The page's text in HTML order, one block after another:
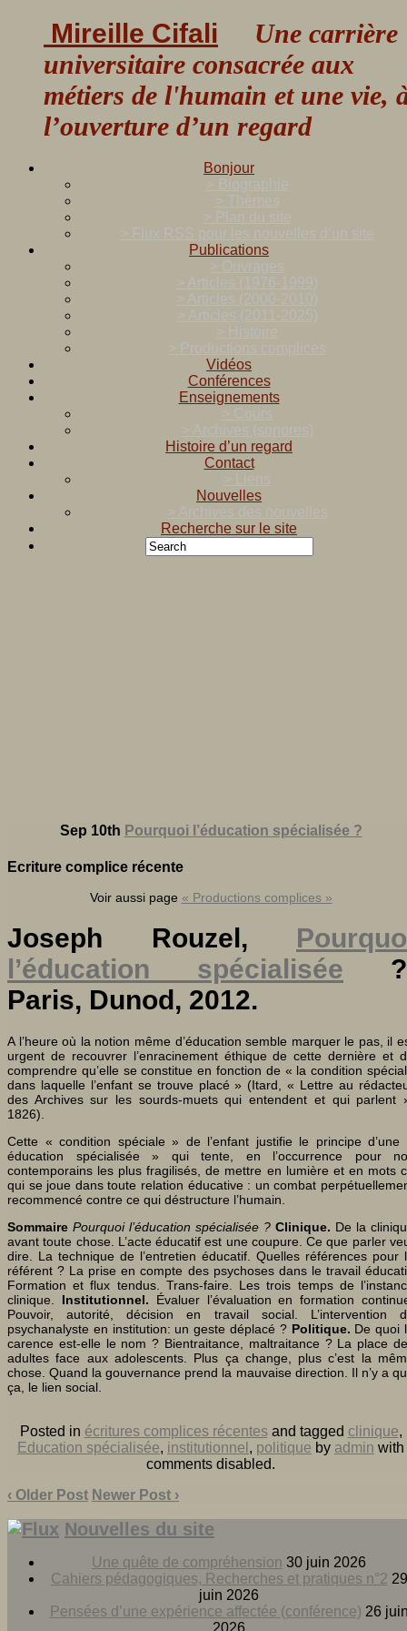
Mireille Cifali Une carrière
universitaire consacrée aux
métiers de l'humain et une vie,
l’ouverture d’un regard
Bonjour
> Biographie
> Thèmes
> Plan du site
> Flux RSS pour les nouvelles d’un site
Publications
> Ouvrages
> Articles (1976-1999)
> Articles (2000-2010)
> Articles (2011-2025)
> Histoire
> Productions complices
Vidéos
Conférences
Enseignements
> Cours
> Archives (sonores)
Histoire d’un regard
Contact
> Liens
Nouvelles
> Archives des nouvelles
Recherche sur le site
Sep 10th Pourquoi l’éducation spécialisée ?
Ecriture complice récente
Voir aussi page « Productions complices »
Joseph Rouzel,
l’éducation spécialisée
Paris, Dunod, 2012.
A l’heure où la notion même d’éducation semble marquer le pas, il
urgent de recouvrer l’enracinement éthique de cette dernière et
comprendre qu’elle se constitue en fonction de « la condition
dans laquelle l’enfant se trouve placé » (Itard, « Lettre au
des Archives sur les sourds-muets qui entendent et qui parlent
1826).
Cette « condition spéciale » de l’enfant justifie le principe d’une
éducation spécialisée » qui tente, en l’occurrence pour
contemporains les plus fragilisés, de mettre en lumière et en mots
qui se joue dans toute relation éducative : un combat
recommencé contre ce qui déstructure l’humain.
Sommaire Pourquoi l’éducation spécialisée ? Clinique. De la
avant toute chose. L’acte éducatif est une coupure. Ce que parler
dire. La technique de l’entretien éducatif. Quelles références pour
référent ? La prise en compte des psychoses dans le travail
Formation et flux tendus. Trans-faire. Les trois temps de
clinique. Institutionnel. Évaluer l’évaluation en formation
Pouvoir, autorité, décision en travail social. L’intervention
psychanalyste en institution: un geste déplacé ? Politique. De quoi
carence est-elle le nom ? Bientraitance, maltraitance ? La place
adultes face aux adolescents. Plus ça change, plus c’est la
chose. Quand la gouvernance prend la mauvaise direction. Il n’y a
ça, le lien social.
Posted in écritures complices récentesand tagged clinique,
Education spécialisée, institutionnel , politique by admin with
comments disabled.
‹ Older Post Newer Post ›
Nouvelles du site
Une quête de compréhension 30 juin 2026
Cahiers pédagogiques, Recherches et pratiques n°2 29
juin 2026
Pensées d’une expérience affectée (conférence) 26
2026